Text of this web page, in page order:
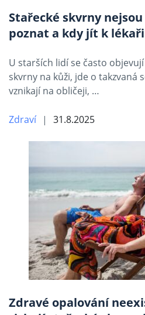
Stařecké skvrny
poznat a kdy jít k lékaři
U starších lidí se často
skvrny na kůži, jde o takzvaná
vznikají na obličeji, …
Zdraví 31.8.2025
Zdravé opalování